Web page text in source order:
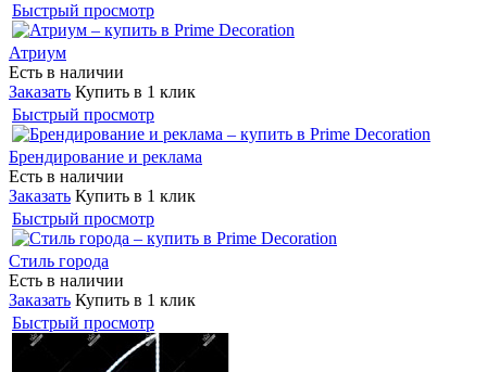
Быстрый просмотр
Атриум
Есть в наличии
Заказать Купить в 1 клик
Быстрый просмотр
Брендирование и реклама
Есть в наличии
Заказать Купить в 1 клик
Быстрый просмотр
Стиль города
Есть в наличии
Заказать Купить в 1 клик
Быстрый просмотр